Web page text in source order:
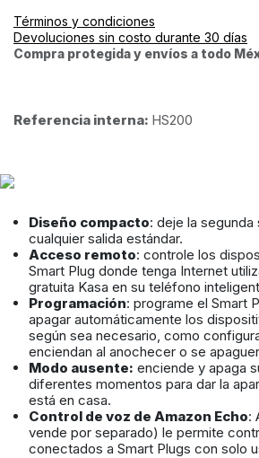
Términos y condiciones
Devoluciones sin costo durante 30 días
Compra protegida y envíos a todo
Referencia interna: HS200
Diseño compacto: deje la segunda
cualquier salida estándar.
Acceso remoto: controle los
Smart Plug donde tenga Internet
gratuita Kasa en su teléfono
Programación: programe el Smart
apagar automáticamente los
según sea necesario, como
enciendan al anochecer o se
Modo ausente: enciende y apaga
diferentes momentos para dar la
está en casa.
Control de voz de Amazon Echo:
vende por separado) le permite
conectados a Smart Plugs con solo